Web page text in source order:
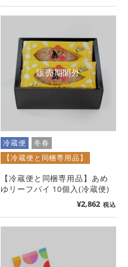
販売期間外
冷蔵便
冬春
【冷蔵便と同梱専用品】
【冷蔵便と同梱専用品】あめ
ゆリーフパイ 10個入(冷蔵便)
¥2,862 税込